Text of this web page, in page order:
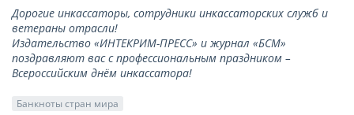
Дорогие инкассаторы, сотрудники инкассаторских служб и
ветераны отрасли!
Издательство «ИНТЕКРИМ-ПРЕСС» и журнал «БСМ»
поздравляют вас с профессиональным праздником –
Всероссийским днём инкассатора!
Банкноты стран мира